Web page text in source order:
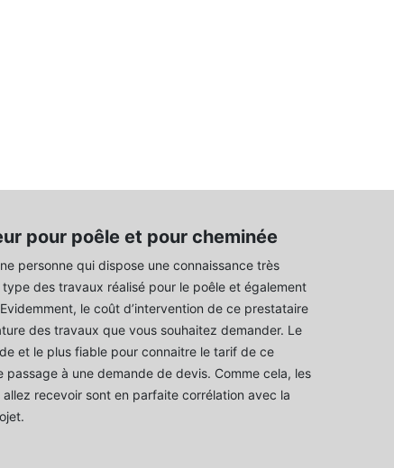
pour poêle et pour cheminée
personne qui dispose une connaissance très
des travaux réalisé pour le poêle et également
le coût d’intervention de ce prestataire
des travaux que vous souhaitez demander. Le
et le plus fiable pour connaitre le tarif de ce
passage à une demande de devis. Comme cela, les
recevoir sont en parfaite corrélation avec la